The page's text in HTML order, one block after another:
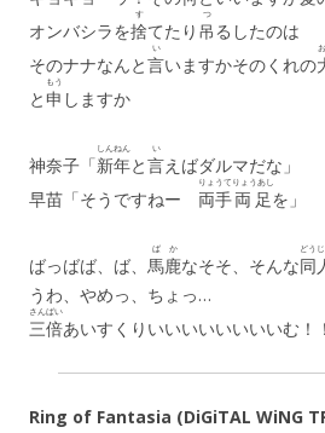
オンバシラを捨
す
てたり 吊
つ
るしたのは
そのナナなんと言
い
いますかそのくれの
と申
もう
しますか
神奈子「新年
しんねん
と言
い
えばダルマだな」
早苗「そうですねー 両手
りょうて
両足
りょうあし
を」
ばっばば、ば、 馬鹿
ばか
なそそ、そんな同
どう
うわ、やめっ、ちょっ…
三倍
さんばい
あいすくりいいいいいいいいむ！
Ring of Fantasia (DiGiTAL WiNG